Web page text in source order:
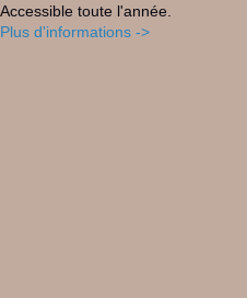
Accessible toute l'année.
Plus d'informations ->